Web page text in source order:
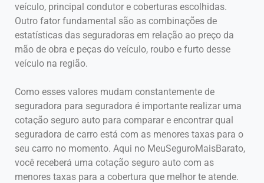
veículo, principal condutor e coberturas escolhidas.
Outro fator fundamental são as combinações de
estatísticas das seguradoras em relação ao preço da
mão de obra e peças do veículo, roubo e furto desse
veículo na região.
Como esses valores mudam constantemente de
seguradora para seguradora é importante realizar uma
cotação seguro auto para comparar e encontrar qual
seguradora de carro está com as menores taxas para o
seu carro no momento. Aqui no MeuSeguroMaisBarato,
você receberá uma cotação seguro auto com as
menores taxas para a cobertura que melhor te atende.